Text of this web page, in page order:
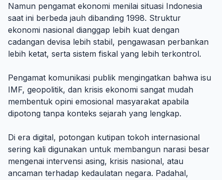
Namun pengamat ekonomi menilai situasi Indonesia
saat ini berbeda jauh dibanding 1998. Struktur
ekonomi nasional dianggap lebih kuat dengan
cadangan devisa lebih stabil, pengawasan perbankan
lebih ketat, serta sistem fiskal yang lebih terkontrol.
Pengamat komunikasi publik mengingatkan bahwa isu
IMF, geopolitik, dan krisis ekonomi sangat mudah
membentuk opini emosional masyarakat apabila
dipotong tanpa konteks sejarah yang lengkap.
Di era digital, potongan kutipan tokoh internasional
sering kali digunakan untuk membangun narasi besar
mengenai intervensi asing, krisis nasional, atau
ancaman terhadap kedaulatan negara. Padahal,